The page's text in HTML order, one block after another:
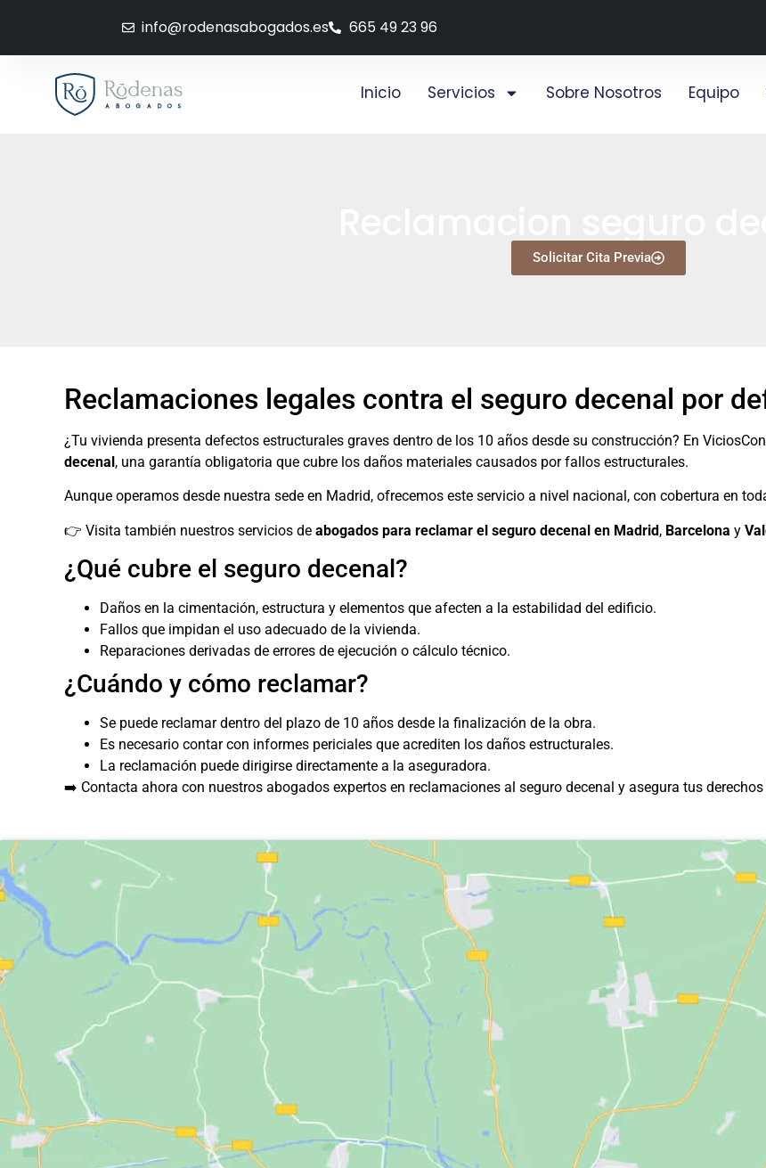
info@rodenasabogados.es 665 49 23 96
Inicio Servicios Sobre Nosotros Equipo
Solicitar Cita Previa
Reclamaciones legales contra el seguro decenal por
¿Tu vivienda presenta defectos estructurales graves dentro de los 10 años desde su construcción? En
decenal, una garantía obligatoria que cubre los daños materiales causados por fallos estructurales.
Aunque operamos desde nuestra sede en Madrid, ofrecemos este servicio a nivel nacional, con cobertura en
👉 Visita también nuestros servicios de abogados para reclamar el seguro decenal en Madrid, Barcelona y
¿Qué cubre el seguro decenal?
Daños en la cimentación, estructura y elementos que afecten a la estabilidad del edificio.
Fallos que impidan el uso adecuado de la vivienda.
Reparaciones derivadas de errores de ejecución o cálculo técnico.
¿Cuándo y cómo reclamar?
Se puede reclamar dentro del plazo de 10 años desde la finalización de la obra.
Es necesario contar con informes periciales que acrediten los daños estructurales.
La reclamación puede dirigirse directamente a la aseguradora.
➡️ Contacta ahora con nuestros abogados expertos en reclamaciones al seguro decenal y asegura tus